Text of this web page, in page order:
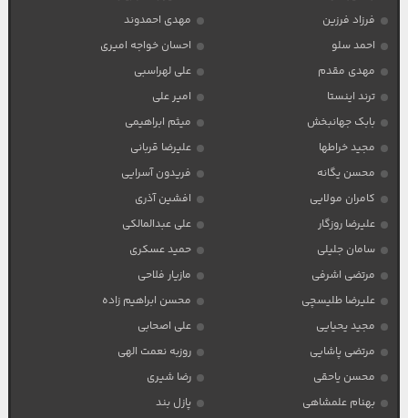
فرزاد فرزین
مهدی احمدوند
احمد سلو
احسان خواجه امیری
مهدی مقدم
علی لهراسبی
ترند اینستا
امیر علی
بابک جهانبخش
میثم ابراهیمی
مجید خراطها
علیرضا قربانی
محسن یگانه
فریدون آسرایی
کامران مولایی
افشین آذری
علیرضا روزگار
علی عبدالمالکی
سامان جلیلی
حمید عسکری
مرتضی اشرفی
مازیار فلاحی
علیرضا طلیسچی
محسن ابراهیم زاده
مجید یحیایی
علی اصحابی
مرتضی پاشایی
روزبه نعمت الهی
محسن یاحقی
رضا شیری
بهنام علمشاهی
پازل بند